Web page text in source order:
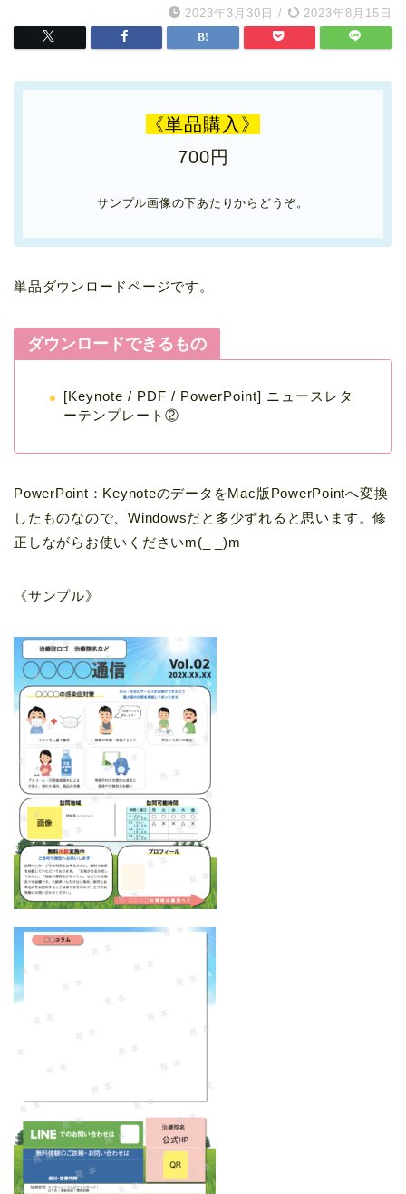
2023年3月30日 / 2023年8月15日
《単品購入》
700円
サンプル画像の下あたりからどうぞ。
単品ダウンロードページです。
ダウンロードできるもの
[Keynote / PDF / PowerPoint] ニュースレタ
ーテンプレート②
PowerPoint：KeynoteのデータをMac版PowerPointへ変換
したものなので、Windowsだと多少ずれると思います。修
正しながらお使いくださいm(_ _)m
《サンプル》